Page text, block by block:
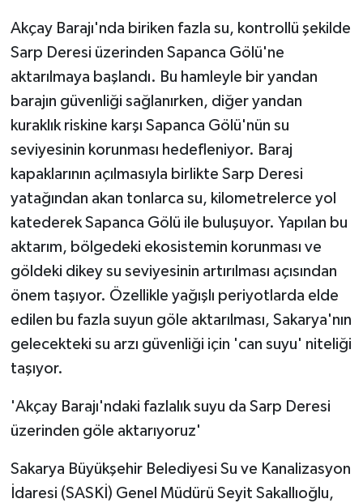
Akçay Barajı'nda biriken fazla su, kontrollü şekilde
Sarp Deresi üzerinden Sapanca Gölü'ne
aktarılmaya başlandı. Bu hamleyle bir yandan
barajın güvenliği sağlanırken, diğer yandan
kuraklık riskine karşı Sapanca Gölü'nün su
seviyesinin korunması hedefleniyor. Baraj
kapaklarının açılmasıyla birlikte Sarp Deresi
yatağından akan tonlarca su, kilometrelerce yol
katederek Sapanca Gölü ile buluşuyor. Yapılan bu
aktarım, bölgedeki ekosistemin korunması ve
göldeki dikey su seviyesinin artırılması açısından
önem taşıyor. Özellikle yağışlı periyotlarda elde
edilen bu fazla suyun göle aktarılması, Sakarya'nın
gelecekteki su arzı güvenliği için 'can suyu' niteliği
taşıyor.
'Akçay Barajı'ndaki fazlalık suyu da Sarp Deresi
üzerinden göle aktarıyoruz'
Sakarya Büyükşehir Belediyesi Su ve Kanalizasyon
İdaresi (SASKİ) Genel Müdürü Seyit Sakallıoğlu,